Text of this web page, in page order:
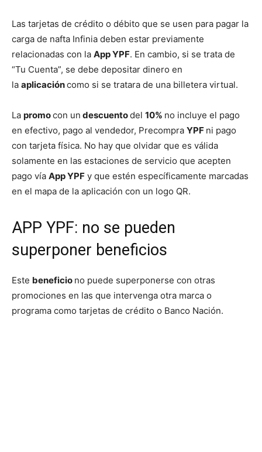
Las tarjetas de crédito o débito que se usen para pagar la
carga de nafta Infinia deben estar previamente
relacionadas con la App YPF. En cambio, si se trata de
“Tu Cuenta”, se debe depositar dinero en
la aplicacióncomo si se tratara de una billetera virtual.
La promocon un descuentodel 10% no incluye el pago
en efectivo, pago al vendedor, Precompra YPF ni pago
con tarjeta física. No hay que olvidar que es válida
solamente en las estaciones de servicio que acepten
pago vía App YPF y que estén específicamente marcadas
en el mapa de la aplicación con un logo QR.
APP YPF: no se pueden
superponer beneficios
Este beneficio no puede superponerse con otras
promociones en las que intervenga otra marca o
programa como tarjetas de crédito o Banco Nación.